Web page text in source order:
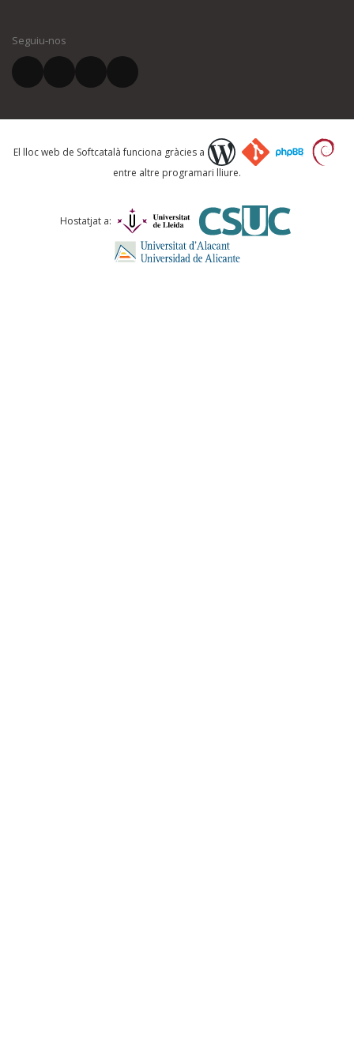
El vostre correu electrònic *
Què proposeu?
Comentari *
Seguiu-nos
El lloc web de Softcatalà funciona gràcies a
entre altre programari lliure.
Hostatjat a: